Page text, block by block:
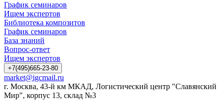
График семинаров
Ищем экспертов
Библиотека композитов
График семинаров
База знаний
Вопрос-ответ
Ищем экспертов
+7(495)665-23-80
market@igcmail.ru
г. Москва, 43-й км МКАД, Логистический центр "Славянский
Мир", корпус 13, склад №3